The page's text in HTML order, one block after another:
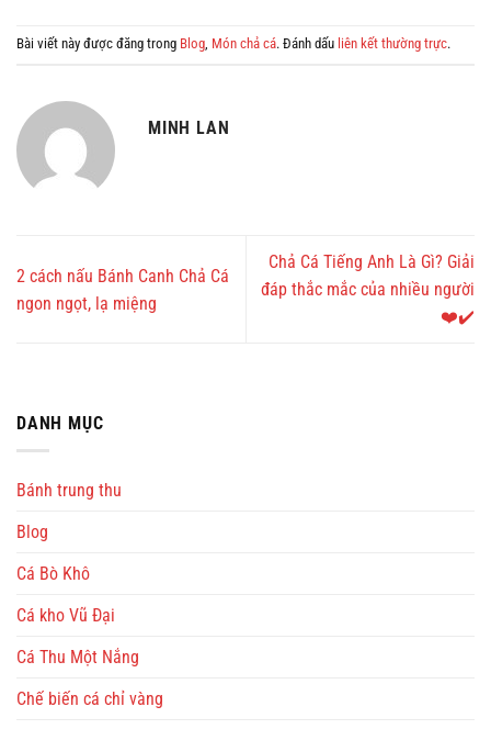
Bài viết này được đăng trong Blog, Món chả cá. Đánh dấu liên kết thường trực.
MINH LAN
2 cách nấu Bánh Canh Chả Cá
ngon ngọt, lạ miệng
Chả Cá Tiếng Anh Là Gì? Giải
đáp thắc mắc của nhiều người
❤️✔️
DANH MỤC
Bánh trung thu
Blog
Cá Bò Khô
Cá kho Vũ Đại
Cá Thu Một Nắng
Chế biến cá chỉ vàng